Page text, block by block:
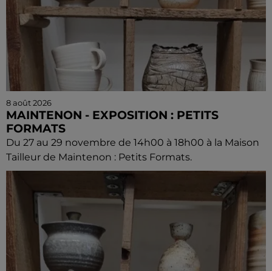
8 août 2026
MAINTENON - EXPOSITION : PETITS
FORMATS
Du 27 au 29 novembre de 14h00 à 18h00 à la Maison
Tailleur de Maintenon : Petits Formats.